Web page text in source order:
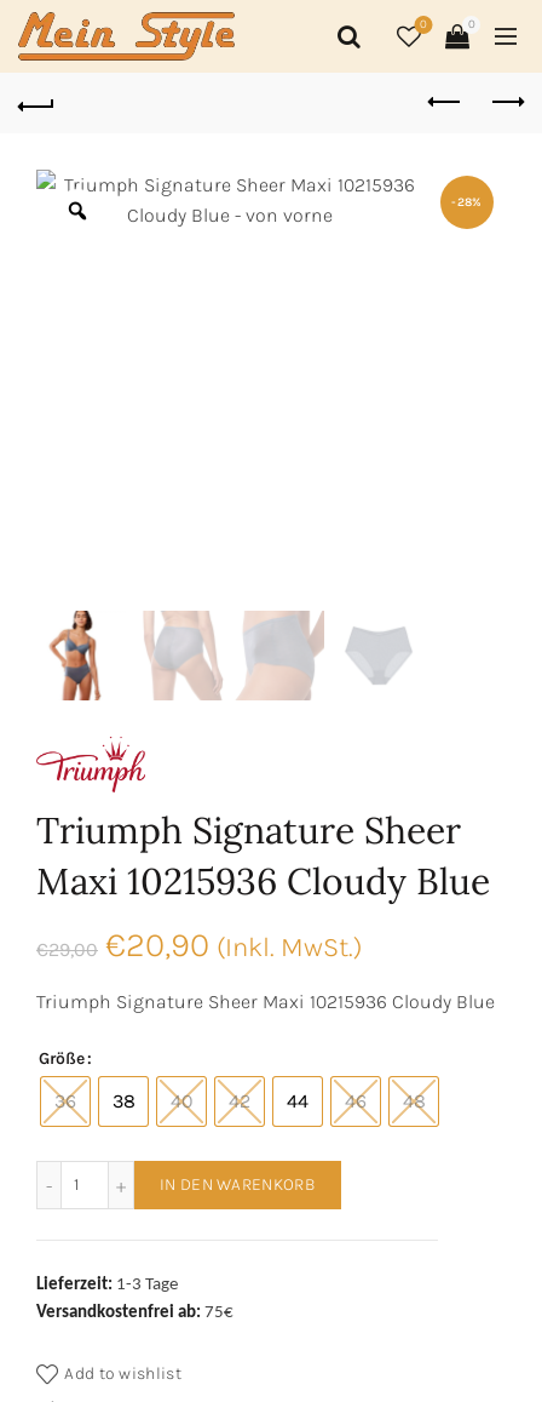
0 0
-28%
Triumph Signature Sheer
Maxi 10215936 Cloudy Blue
€29,00 Ursprünglicher
Preis
€29,00
€20,90 Aktueller
Preis
€20,90.
(Inkl. MwSt.)
Triumph Signature Sheer Maxi 10215936 Cloudy Blue
Größe
36 38 40 42 44 46 48
IN DEN WARENKORB
Lieferzeit: 1-3 Tage
Versandkostenfrei ab: 75€
Add to wishlist